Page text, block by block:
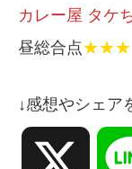
カレー屋 タケ
昼総合点★★★
↓感想やシェア